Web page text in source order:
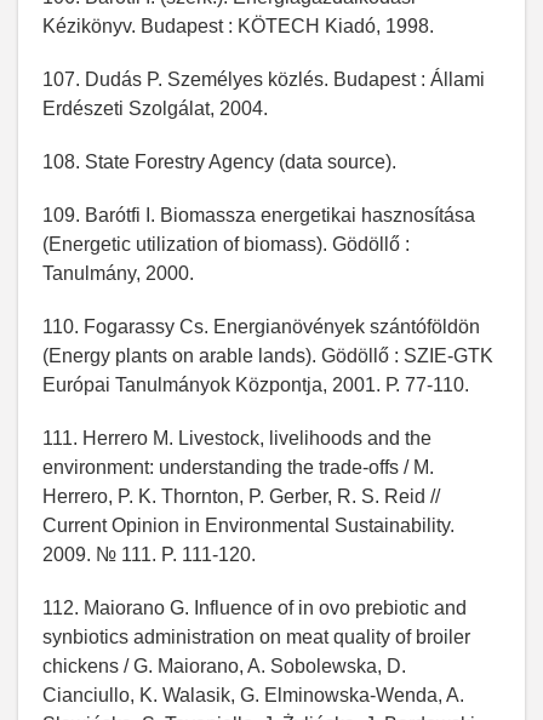
Kézikönyv. Budapest : KÖTECH Kiadó, 1998.
107. Dudás P. Személyes közlés. Budapest : Állami
Erdészeti Szolgálat, 2004.
108. State Forestry Agency (data source).
109. Barótfi I. Biomassza energetikai hasznosítása
(Energetic utilization of biomass). Gödöllő :
Tanulmány, 2000.
110. Fogarassy Cs. Energianövények szántóföldön
(Energy plants on arable lands). Gödöllő : SZIE-GTK
Európai Tanulmányok Központja, 2001. Р. 77-110.
111. Herrero M. Livestock, livelihoods and the
environment: understanding the trade-offs / M.
Herrero, P. K. Thornton, P. Gerber, R. S. Reid //
Current Opinion in Environmental Sustainability.
2009. № 111. P. 111-120.
112. Maiorano G. Influence of in ovo prebiotic and
synbiotics administration on meat quality of broiler
chickens / G. Maiorano, A. Sobolewska, D.
Cianciullo, K. Walasik, G. Elminowska-Wenda, A.